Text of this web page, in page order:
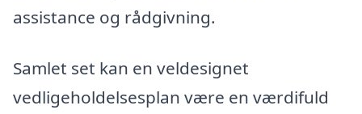
assistance og rådgivning.
Samlet set kan en veldesignet
vedligeholdelsesplan være en værdifuld